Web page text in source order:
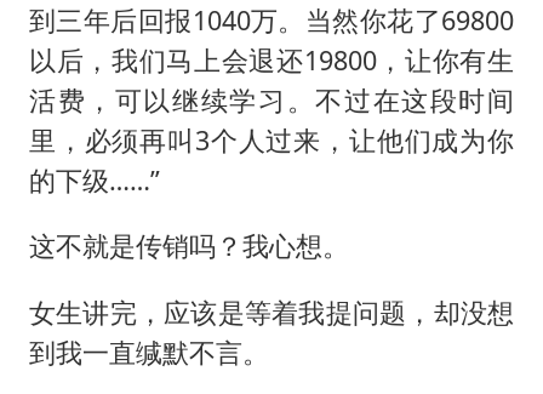
到三年后回报1040万。当然你花了69800
以后，我们马上会退还19800，让你有生
活费，可以继续学习。不过在这段时间
里，必须再叫3个人过来，让他们成为你
的下级……”
这不就是传销吗？我心想。
女生讲完，应该是等着我提问题，却没想
到我一直缄默不言。